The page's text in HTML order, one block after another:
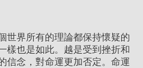
世界所有的理論都保持懷疑的
樣也是如此。越是受到挫折和
信念，對命運更加否定。命運